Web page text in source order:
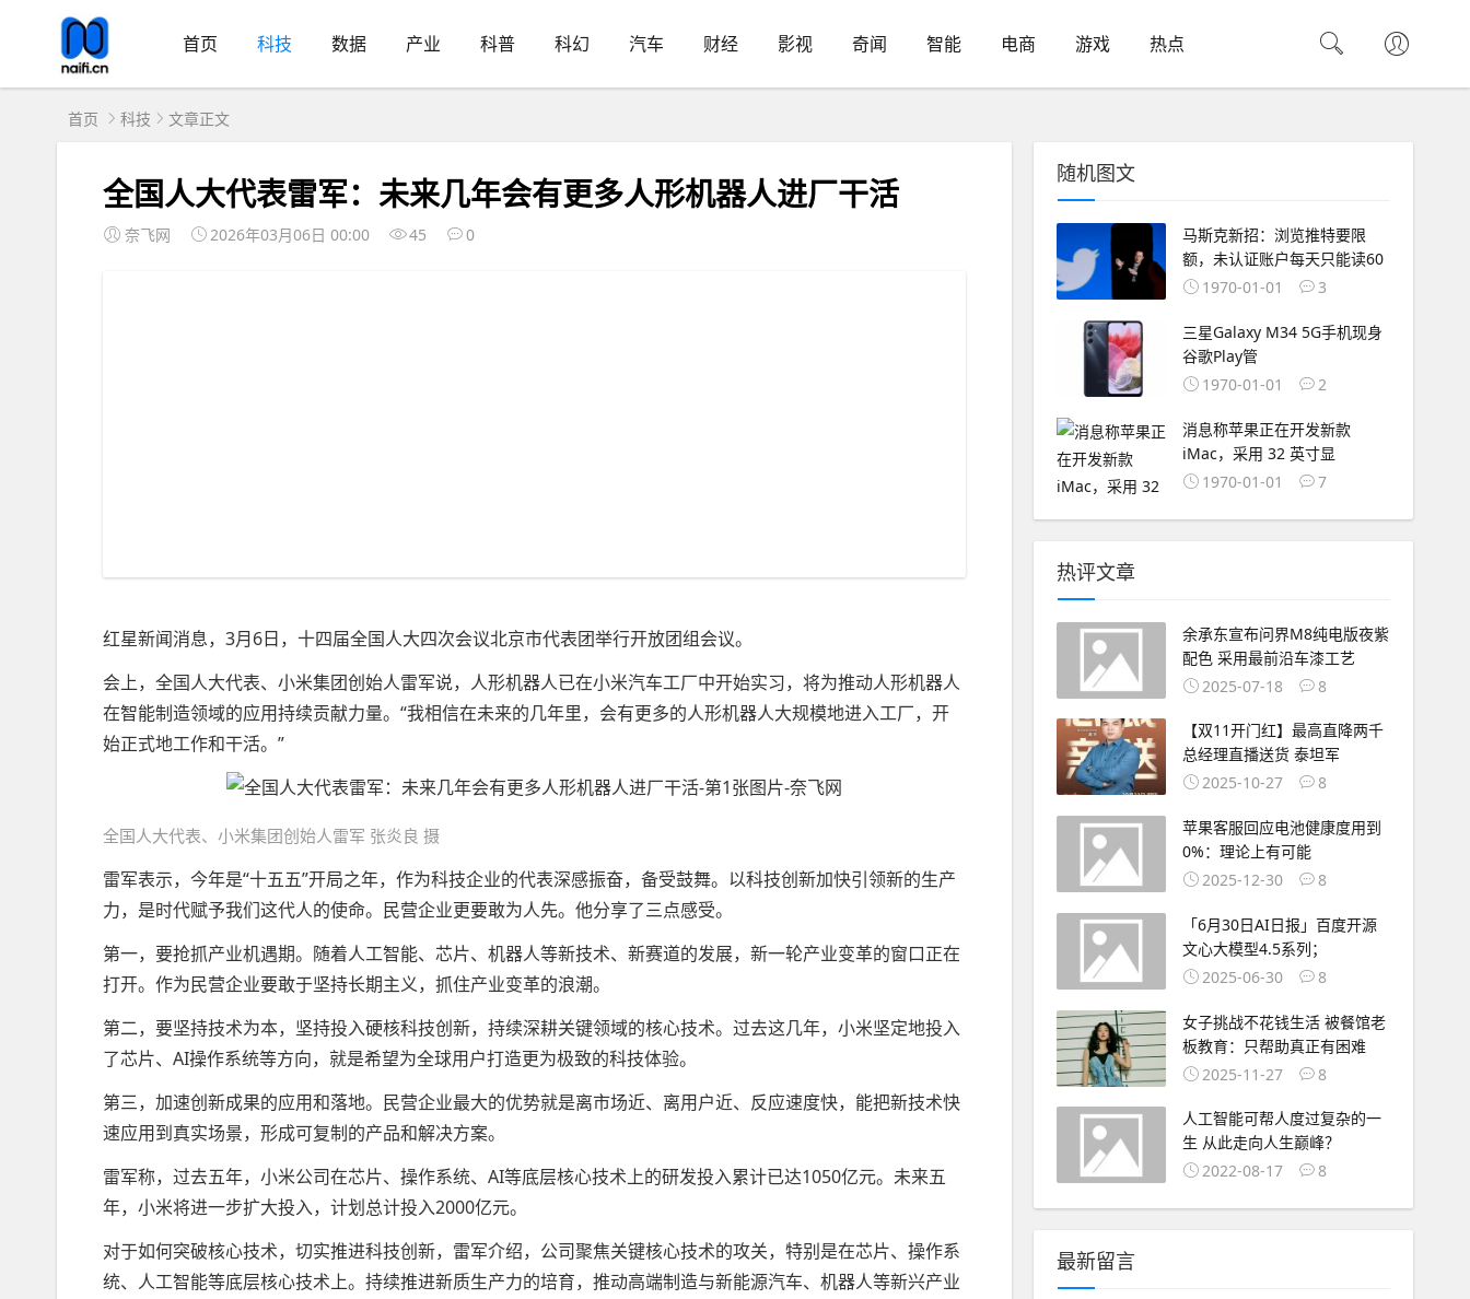
首页 科技 数据 产业 科普 科幻 汽车 财经 影视 奇闻 智能 电商 游戏 热点
首页 科技 文章正文
全国人大代表雷军：未来几年会有更多人形机器人进厂干活
奈飞网 2026年03月06日 00:00 45 0
红星新闻消息，3月6日，十四届全国人大四次会议北京市代表团举行开放团组会议。
会上，全国人大代表、小米集团创始人雷军说，人形机器人已在小米汽车工厂中开始实习，将为推动人形机器人
在智能制造领域的应用持续贡献力量。“我相信在未来的几年里，会有更多的人形机器人大规模地进入工厂，开
始正式地工作和干活。”
全国人大代表、小米集团创始人雷军 张炎良 摄
雷军表示，今年是“十五五”开局之年，作为科技企业的代表深感振奋，备受鼓舞。以科技创新加快引领新的生产
力，是时代赋予我们这代人的使命。民营企业更要敢为人先。他分享了三点感受。
第一，要抢抓产业机遇期。随着人工智能、芯片、机器人等新技术、新赛道的发展，新一轮产业变革的窗口正在
打开。作为民营企业要敢于坚持长期主义，抓住产业变革的浪潮。
第二，要坚持技术为本，坚持投入硬核科技创新，持续深耕关键领域的核心技术。过去这几年，小米坚定地投入
了芯片、AI操作系统等方向，就是希望为全球用户打造更为极致的科技体验。
第三，加速创新成果的应用和落地。民营企业最大的优势就是离市场近、离用户近、反应速度快，能把新技术快
速应用到真实场景，形成可复制的产品和解决方案。
雷军称，过去五年，小米公司在芯片、操作系统、AI等底层核心技术上的研发投入累计已达1050亿元。未来五
年，小米将进一步扩大投入，计划总计投入2000亿元。
对于如何突破核心技术，切实推进科技创新，雷军介绍，公司聚焦关键核心技术的攻关，特别是在芯片、操作系
统、人工智能等底层核心技术上。持续推进新质生产力的培育，推动高端制造与新能源汽车、机器人等新兴产业
随机图文
马斯克新招：浏览推特要限
额，未认证账户每天只能读60
1970-01-01
3
三星Galaxy M34 5G手机现身
谷歌Play管
1970-01-01
2
消息称苹果正在开发新款
iMac，采用 32 英寸显
1970-01-01
7
热评文章
余承东宣布问界M8纯电版夜紫
配色 采用最前沿车漆工艺
2025-07-18
8
【双11开门红】最高直降两千
总经理直播送货 泰坦军
2025-10-27
8
苹果客服回应电池健康度用到
0%：理论上有可能
2025-12-30
8
「6月30日AI日报」百度开源
文心大模型4.5系列；
2025-06-30
8
女子挑战不花钱生活 被餐馆老
板教育：只帮助真正有困难
2025-11-27
8
人工智能可帮人度过复杂的一
生 从此走向人生巅峰？
2022-08-17
8
最新留言